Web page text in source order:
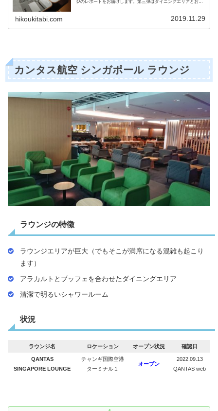
ジのレポートをお届けします。第三弾はダイニングエリアとお食
hikoukitabi.com 2019.11.29
カンタス航空 シンガポール ラウンジ
ラウンジの特徴
ラウンジエリアが巨大（でもそこが満席になる混雑も起こり
ます）
アラカルトとブッフェを合わせたダイニングエリア
清潔で明るいシャワールーム
状況
ラウンジ名 ロケーション オープン状況 確認日
QANTAS
SINGAPORE LOUNGE
チャンギ国際空港
ターミナル１
オープン
2022.09.13
QANTAS web